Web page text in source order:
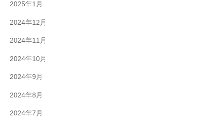
2025年1月
2024年12月
2024年11月
2024年10月
2024年9月
2024年8月
2024年7月